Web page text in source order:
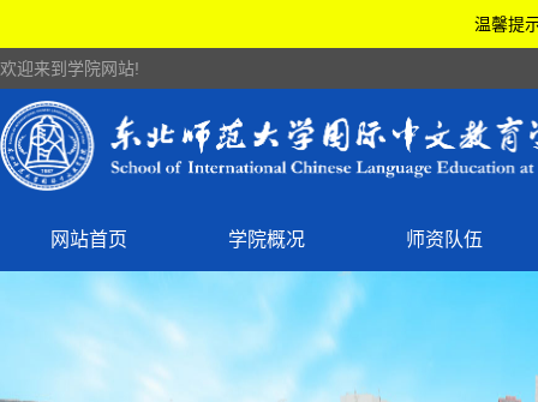
温馨提
欢迎来到学院网站!
网站首页 学院概况 师资队伍